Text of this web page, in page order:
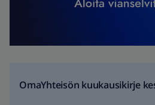
OmaYhteisön kuukausikirje